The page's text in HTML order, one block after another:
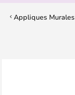
Appliques Murales